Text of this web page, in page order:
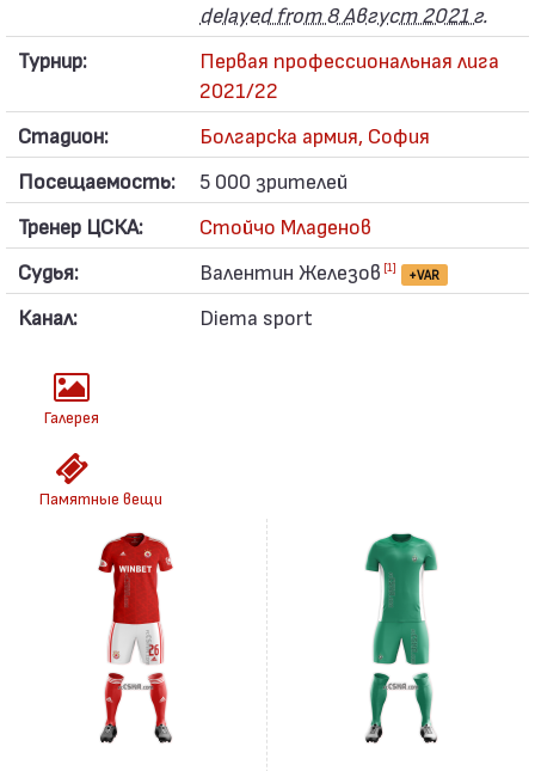
delayed from 8 Август 2021 г.
Турнир:
Первая профессиональная лига
2021/22
Стадион:
Болгарска армия, София
Посещаемость:
5 000 зрителей
Тренер ЦСКА:
Стойчо Младенов
Судья:
Валентин Железов [1] +VAR
Канал: Diema sport
Галерея
Памятные вещи